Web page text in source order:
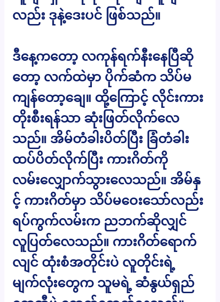
လည်း ဒုနဲ့ဒေးပင် ဖြစ်သည်။
ဒီနေ့ကတော့ လကုန်ရက်နီးနေပြီဆို
တော့ လက်ထဲမှာ ပိုက်ဆံက သိပ်မ
ကျန်တော့ချေ။ ထို့ကြောင့် လိုင်းကား
တိုးစီးရန်သာ ဆုံးဖြတ်လိုက်လေ
သည်။ အိမ်တံခါးပိတ်ပြီး ခြံတံခါး
ထပ်ပိတ်လိုက်ပြီး ကားဂိတ်ကို
လမ်းလျှောက်သွားလေသည်။ အိမ်နှ
င့် ကားဂိတ်မှာ သိပ်မဝေးသော်လည်း
ရပ်ကွက်လမ်းက ညဘက်ဆိုလျှင်
လူပြတ်လေသည်။ ကားဂိတ်ရောက်
လျင် ထုံးစံအတိုင်းပဲ လူတိုင်းရဲ့
မျက်လုံး​တွေက သူမရဲ့ ဆံနွယ်ရှည်